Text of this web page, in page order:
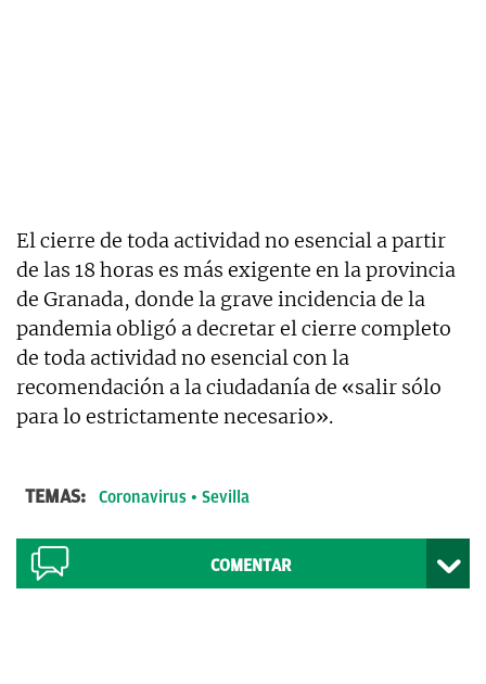
El cierre de toda actividad no esencial a partir
de las 18 horas es más exigente en la provincia
de Granada, donde la grave incidencia de la
pandemia obligó a decretar el cierre completo
de toda actividad no esencial con la
recomendación a la ciudadanía de «salir sólo
para lo estrictamente necesario».
TEMAS: Coronavirus Sevilla
COMENTAR